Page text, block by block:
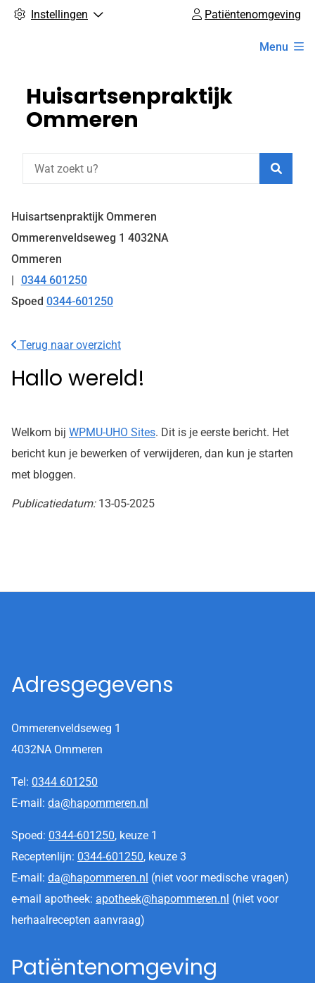
Instellingen Patiëntenomgeving
Menu
Huisartsenpraktijk
Ommeren
Huisartsenpraktijk Ommeren
Ommerenveldseweg 1 4032NA
Ommeren
Tel:
0344 601250
Spoed 0344-601250
Terug naar overzicht
Hallo wereld!
Welkom bij WPMU-UHO Sites. Dit is je eerste bericht. Het
bericht kun je bewerken of verwijderen, dan kun je starten
met bloggen.
Publicatiedatum: 13-05-2025
Adresgegevens
Ommerenveldseweg 1
4032NA Ommeren
Tel: 0344 601250
E-mail: da@hapommeren.nl
Spoed: 0344-601250, keuze 1
Receptenlijn: 0344-601250, keuze 3
E-mail: da@hapommeren.nl (niet voor medische vragen)
e-mail apotheek: apotheek@hapommeren.nl (niet voor
herhaalrecepten aanvraag)
Patiëntenomgeving